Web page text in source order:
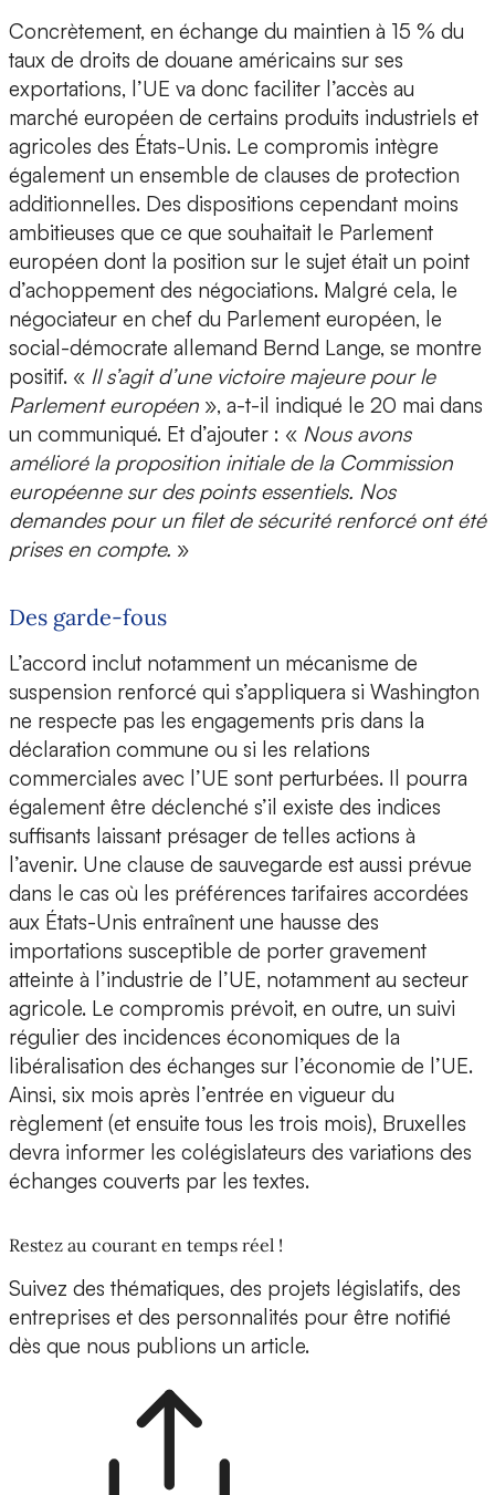
Concrètement, en échange du maintien à 15 % du
taux de droits de douane américains sur ses
exportations, l’UE va donc faciliter l’accès au
marché européen de certains produits industriels et
agricoles des États-Unis. Le compromis intègre
également un ensemble de clauses de protection
additionnelles. Des dispositions cependant moins
ambitieuses que ce que souhaitait le Parlement
européen dont la position sur le sujet était un point
d’achoppement des négociations. Malgré cela, le
négociateur en chef du Parlement européen, le
social-démocrate allemand Bernd Lange, se montre
positif. « Il s’agit d’une victoire majeure pour le
Parlement européen », a-t-il indiqué le 20 mai dans
un communiqué. Et d’ajouter : « Nous avons
amélioré la proposition initiale de la Commission
européenne sur des points essentiels. Nos
demandes pour un filet de sécurité renforcé ont été
prises en compte. »
Des garde-fous
L’accord inclut notamment un mécanisme de
suspension renforcé qui s’appliquera si Washington
ne respecte pas les engagements pris dans la
déclaration commune ou si les relations
commerciales avec l’UE sont perturbées. Il pourra
également être déclenché s’il existe des indices
suffisants laissant présager de telles actions à
l’avenir. Une clause de sauvegarde est aussi prévue
dans le cas où les préférences tarifaires accordées
aux États-Unis entraînent une hausse des
importations susceptible de porter gravement
atteinte à l’industrie de l’UE, notamment au secteur
agricole. Le compromis prévoit, en outre, un suivi
régulier des incidences économiques de la
libéralisation des échanges sur l’économie de l’UE.
Ainsi, six mois après l’entrée en vigueur du
règlement (et ensuite tous les trois mois), Bruxelles
devra informer les colégislateurs des variations des
échanges couverts par les textes.
Restez au courant en temps réel !
Suivez des thématiques, des projets législatifs, des
entreprises et des personnalités pour être notifié
dès que nous publions un article.